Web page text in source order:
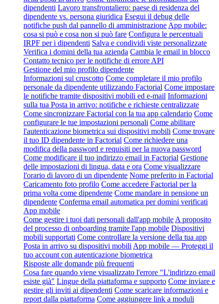
dipendenti Lavoro transfrontaliero: paese di residenza del
dipendente vs. persona giuridica Esegui il debug delle
notifiche push dal pannello di amministrazione App mobile:
cosa si può e cosa non si può fare Configura le percentuali
IRPF per i dipendenti Salva e condividi viste personalizzate
Verifica i domini della tua azienda Cambia le email in blocco
Contatto tecnico per le notifiche di errore API
Gestione del mio profilo dipendente
Informazioni sul cruscotto Come completare il mio profilo
personale da dipendente utilizzando Factorial Come impostare
le notifiche tramite dispositivi mobili ed e-mail Informazioni
sulla tua Posta in arrivo: notifiche e richieste centralizzate
Come sincronizzare Factorial con la tua app calendario Come
configurare le tue impostazioni personali Come abilitare
l'autenticazione biometrica sui dispositivi mobili Come trovare
il tuo ID dipendente in Factorial Come richiedere una
modifica della password e requisiti per la nuova password
Come modificare il tuo indirizzo email in Factorial Gestione
delle impostazioni di lingua, data e ora Come visualizzare
l'orario di lavoro di un dipendente Nome preferito in Factorial
Caricamento foto profilo Come accedere Factorial per la
prima volta come dipendente Come mandare in pensione un
dipendente Conferma email automatica per domini verificati
App mobile
Come gestire i tuoi dati personali dall'app mobile A proposito
del processo di onboarding tramite l'app mobile Dispositivi
mobili supportati Come controllare la versione della tua app
Posta in arrivo su dispositivi mobili App mobile — Proteggi il
tuo account con autenticazione biometrica
Risposte alle domande più frequenti
Cosa fare quando viene visualizzato l'errore "L'indirizzo email
esiste già" Lingue della piattaforma e supporto Come inviare e
gestire gli inviti ai dipendenti Come scaricare informazioni e
report dalla piattaforma Come aggiungere link a moduli